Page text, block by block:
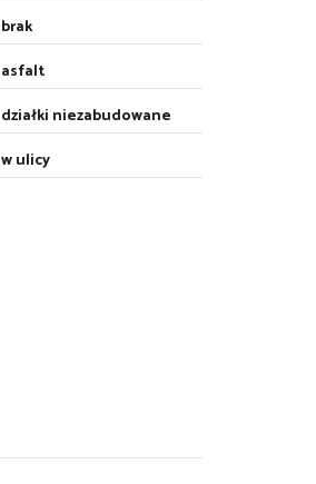
brak
asfalt
działki niezabudowane
w ulicy